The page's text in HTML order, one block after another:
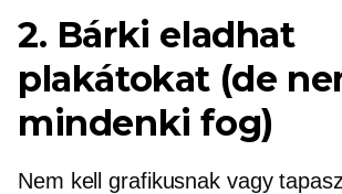
2. Bárki eladhat
plakátokat (de
mindenki fog)
Nem kell grafikusnak vagy